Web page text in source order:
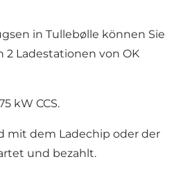
in Tullebølle können Sie
2 Ladestationen von OK
kW CCS.
mit dem Ladechip oder der
und bezahlt.